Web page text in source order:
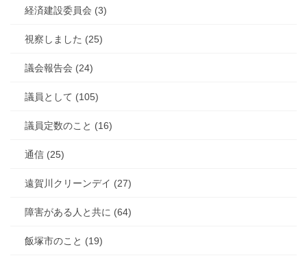
経済建設委員会 (3)
視察しました (25)
議会報告会 (24)
議員として (105)
議員定数のこと (16)
通信 (25)
遠賀川クリーンデイ (27)
障害がある人と共に (64)
飯塚市のこと (19)